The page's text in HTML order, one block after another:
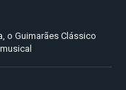
o Guimarães Clássico